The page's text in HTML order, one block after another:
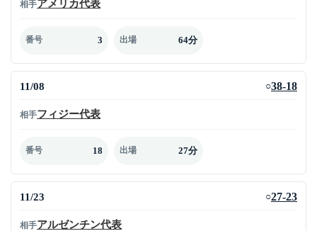
相手アメリカ代表
番号 3 出場 64分
11/08 ○38-18
相手フィジー代表
番号 18 出場 27分
11/23 ○27-23
相手アルゼンチン代表